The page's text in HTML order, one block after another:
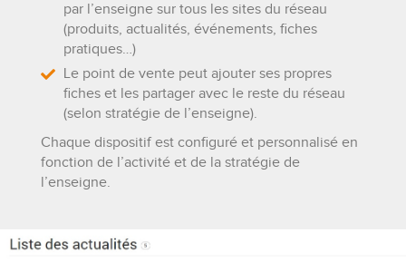
par l’enseigne sur tous les sites du réseau
(produits, actualités, événements, fiches
pratiques…)
Le point de vente peut ajouter ses propres
fiches et les partager avec le reste du réseau
(selon stratégie de l’enseigne).
Chaque dispositif est configuré et personnalisé en
fonction de l’activité et de la stratégie de
l’enseigne.